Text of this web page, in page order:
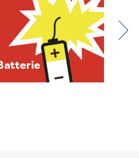
VOEB-Europaspiegel
2025